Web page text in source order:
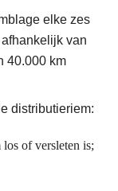
elke zes
van
40.000 km
distributieriem:
of versleten is;